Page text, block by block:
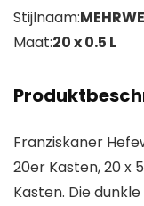
Stijlnaam:
Maat:20 x 0.5 L
Franziskaner
20er Kasten, 20 x
Kasten. Die